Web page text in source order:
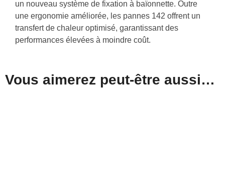
un nouveau système de fixation à baïonnette. Outre
une ergonomie améliorée, les pannes 142 offrent un
transfert de chaleur optimisé, garantissant des
performances élevées à moindre coût.
Vous aimerez peut-être aussi…